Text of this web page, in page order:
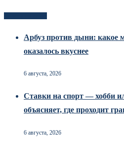
Арбуз против дыни: какое
оказалось вкуснее
6 августа, 2026
Ставки на спорт — хобби
объясняет, где проходит
6 августа, 2026